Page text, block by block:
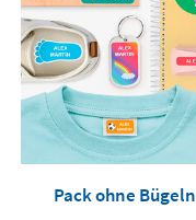
Pack ohne Bügeln